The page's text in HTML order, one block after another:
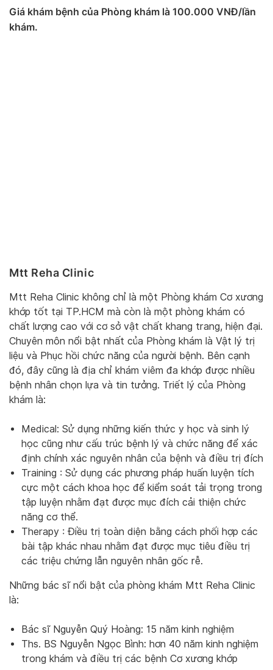
Giá khám bệnh của Phòng khám là 100.000 VNĐ/lần
khám.
Mtt Reha Clinic
Mtt Reha Clinic không chỉ là một Phòng khám Cơ xương
khớp tốt tại TP.HCM mà còn là một phòng khám có
chất lượng cao với cơ sở vật chất khang trang, hiện đại.
Chuyên môn nổi bật nhất của Phòng khám là Vật lý trị
liệu và Phục hồi chức năng của người bệnh. Bên cạnh
đó, đây cũng là địa chỉ khám viêm đa khớp được nhiều
bệnh nhân chọn lựa và tin tưởng. Triết lý của Phòng
khám là:
Medical: Sử dụng những kiến thức y học và sinh lý
học cũng như cấu trúc bệnh lý và chức năng để xác
định chính xác nguyên nhân của bệnh và điều trị đích
Training : Sử dụng các phương pháp huấn luyện tích
cực một cách khoa học để kiểm soát tải trọng trong
tập luyện nhằm đạt được mục đích cải thiện chức
năng cơ thể.
Therapy : Điều trị toàn diện bằng cách phối hợp các
bài tập khác nhau nhằm đạt được mục tiêu điều trị
các triệu chứng lẫn nguyên nhân gốc rễ.
Những bác sĩ nổi bật của phòng khám Mtt Reha Clinic
là:
Bác sĩ Nguyễn Quý Hoàng: 15 năm kinh nghiệm
Ths. BS Nguyễn Ngọc Bình: hơn 40 năm kinh nghiệm
trong khám và điều trị các bệnh Cơ xương khớp